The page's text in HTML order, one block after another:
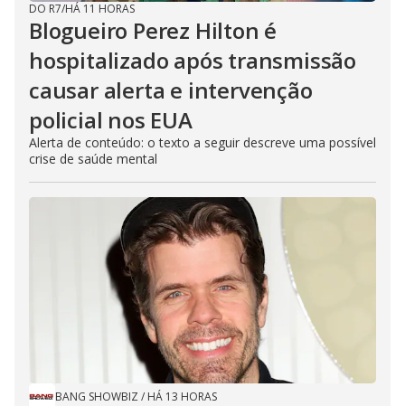
DO R7/HÁ 11 HORAS
Blogueiro Perez Hilton é
hospitalizado após transmissão
causar alerta e intervenção
policial nos EUA
Alerta de conteúdo: o texto a seguir descreve uma possível
crise de saúde mental
BANG SHOWBIZ / HÁ 13 HORAS